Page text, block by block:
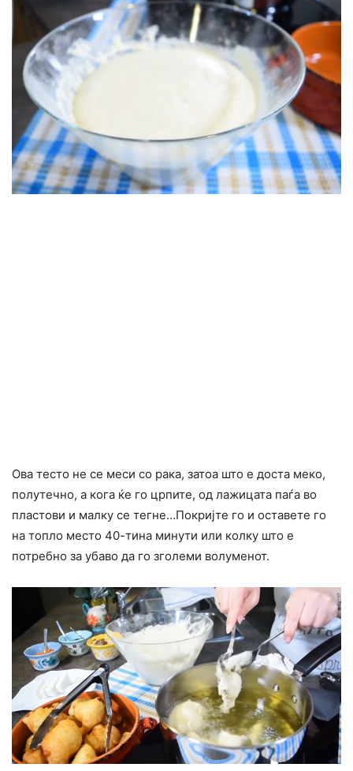
Ова тесто не се меси со рака, затоа што е доста меко,
полутечно, а кога ќе го црпите, од лажицата паѓа во
пластови и малку се тегне…Покријте го и оставете го
на топло место 40-тина минути или колку што е
потребно за убаво да го зголеми волуменот.